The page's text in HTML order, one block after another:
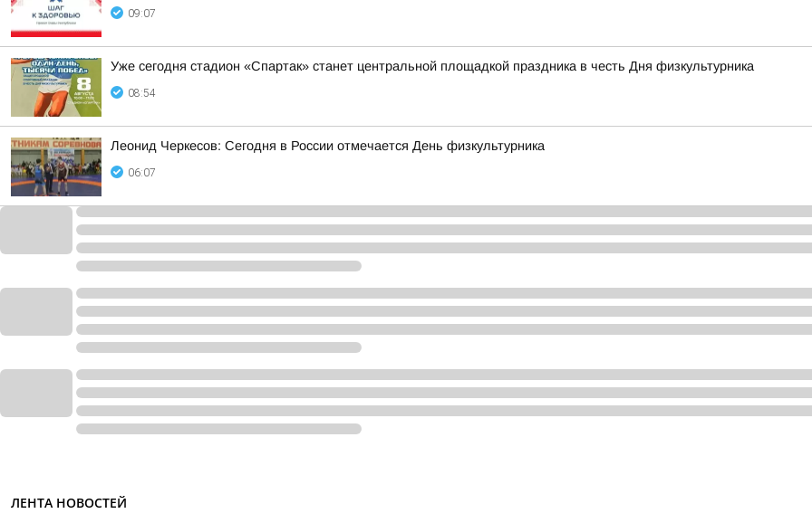
09:07
Уже сегодня стадион «Спартак» станет центральной площадкой праздника в честь Дня физкультурника
08:54
Леонид Черкесов: Сегодня в России отмечается День физкультурника
06:07
ЛЕНТА НОВОСТЕЙ